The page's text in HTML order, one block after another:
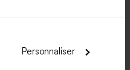
Personnaliser